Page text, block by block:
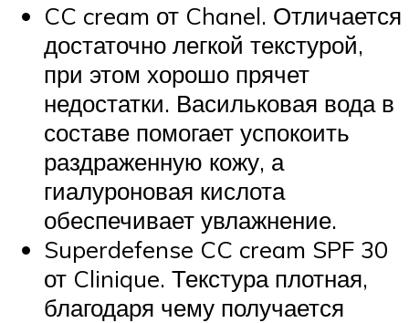
CC cream от Chanel. Отличается
достаточно легкой текстурой,
при этом хорошо прячет
недостатки. Васильковая вода в
составе помогает успокоить
раздраженную кожу, а
гиалуроновая кислота
обеспечивает увлажнение.
Superdefense CC cream SPF 30
от Clinique. Текстура плотная,
благодаря чему получается